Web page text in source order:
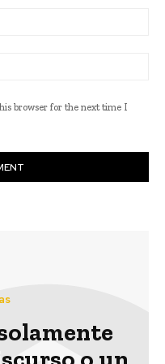
browser for the next time I